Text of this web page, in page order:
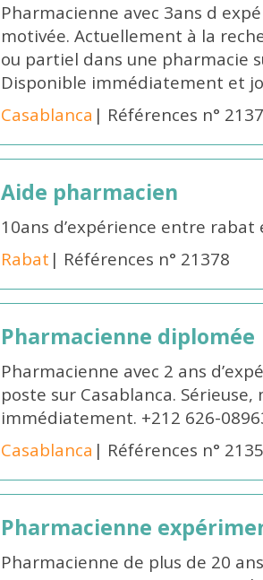
Pharmacienne avec 3ans d
motivée. Actuellement à la
ou partiel dans une pharmacie
Disponible immédiatement et
Casablanca | Références n°
Aide pharmacien
10ans d’expérience entre
Rabat | Références n° 21378
Pharmacienne diplomée
Pharmacienne avec 2 ans
poste sur Casablanca.
immédiatement. +212 626-
Casablanca | Références n°
Pharmacienne
Pharmacienne de plus de 20